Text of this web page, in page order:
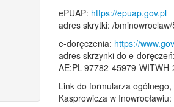
ePUAP: https://epuap.gov.pl
adres skrytki: /
e-doręczenia: https://
adres skrzynki do e-doręczeń:
AE:PL-97782-45979-
Link do formularza
Kasprowicza w Inowrocławiu: